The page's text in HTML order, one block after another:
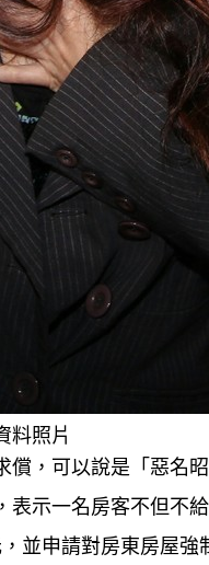
料照片
償，可以說是「惡名
表示一名房客不但不
並申請對房東房屋